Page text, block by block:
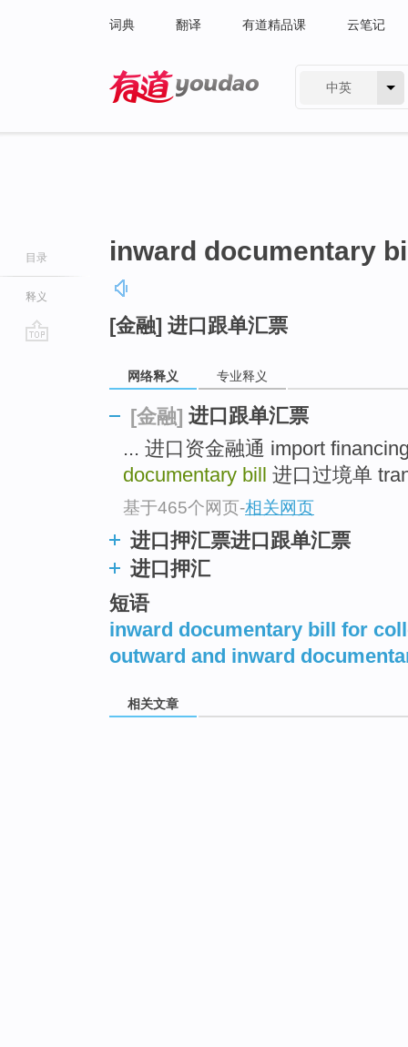
词典 翻译 有道精品课 云笔记
中英
目录
释义
inward documentary
[金融] 进口跟单汇票
网络释义 专业释义
[金融] 进口跟单汇票
... 进口资金融通 import
documentary bill
进口过境单
基于465个网页-相关网页
进口押汇票进口跟单汇票
进口押汇
短语
inward documentary bill for
outward and inward
相关文章